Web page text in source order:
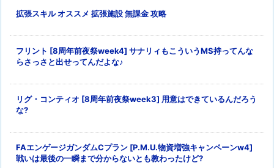
拡張スキル オススメ 拡張施設 無課金 攻略
フリント [8周年前夜祭week4] サナリィもこういうMS持ってんな
らさっさと出せってんだよな♪
リグ・コンティオ [8周年前夜祭week3] 用意はできているんだろう
な?
FAエンゲージガンダムCプラン [P.M.U.物資増強キャンペーンw4]
戦いは最後の一瞬まで分からないとも教わったけど?